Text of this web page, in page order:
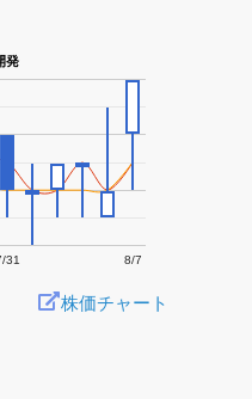
発
31 8/7
株価チャート